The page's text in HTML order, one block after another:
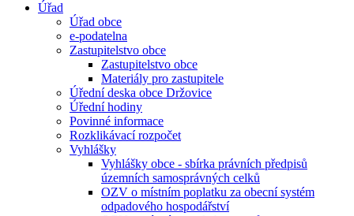
Úřad
Úřad obce
e-podatelna
Zastupitelstvo obce
Zastupitelstvo obce
Materiály pro zastupitele
Úřední deska obce Držovice
Úřední hodiny
Povinné informace
Rozklikávací rozpočet
Vyhlášky
Vyhlášky obce - sbírka právních předpisů
územních samosprávných celků
OZV o místním poplatku za obecní systém
odpadového hospodářství